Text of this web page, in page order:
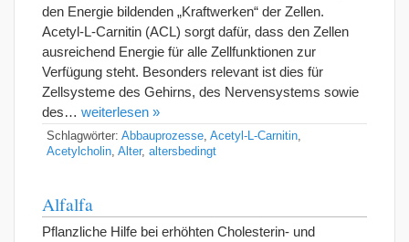
den Energie bildenden „Kraftwerken“ der Zellen.
Acetyl-L-Carnitin (ACL) sorgt dafür, dass den Zellen
ausreichend Energie für alle Zellfunktionen zur
Verfügung steht. Besonders relevant ist dies für
Zellsysteme des Gehirns, des Nervensystems sowie
des… weiterlesen »
Schlagwörter: Abbauprozesse Acetyl-L-Carnitin
Acetylcholin Alter, altersbedingt
Alfalfa
Pflanzliche Hilfe bei erhöhten Cholesterin- und